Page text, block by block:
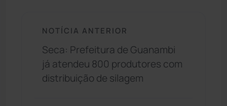
NOTÍCIA ANTERIOR
Seca: Prefeitura de Guanambi
já atendeu 800 produtores com
distribuição de silagem